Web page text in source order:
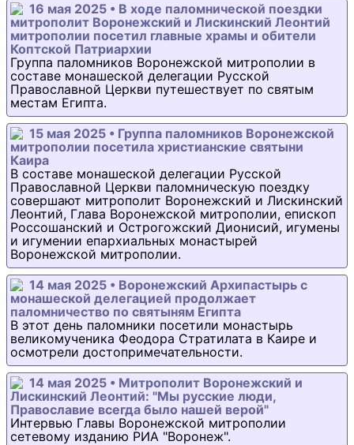
16 мая 2025 • В ходе паломнической поездки
митрополит Воронежский и Лискинский Леонтий
митрополии посетил главные храмы и обители
Коптской Патриархии
Группа паломников Воронежской митрополии в
составе монашеской делегации Русской
Православной Церкви путешествует по святым
местам Египта.
15 мая 2025 • Группа паломников Воронежской
митрополии посетила христианские святыни
Каира
В составе монашеской делегации Русской
Православной Церкви паломническую поездку
совершают митрополит Воронежский и Лискинский
Леонтий, Глава Воронежской митрополии, епископ
Россошанский и Острогожский Дионисий, игумены
и игумении епархиальных монастырей
Воронежской митрополии.
14 мая 2025 • Воронежский Архипастырь с
монашеской делегацией продолжает
паломничество по святыням Египта
В этот день паломники посетили монастырь
великомученика Феодора Стратилата в Каире и
осмотрели достопримечательности.
14 мая 2025 • Митрополит Воронежский и
Лискинский Леонтий: "Мы русские люди,
Православие всегда было нашей верой"
Интервью Главы Воронежской митрополии
сетевому изданию РИА "Воронеж".